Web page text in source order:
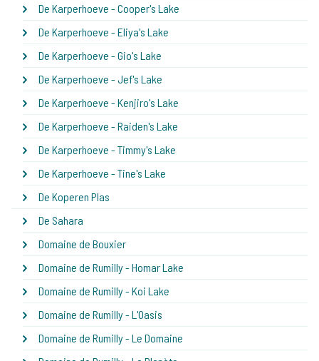
De Karperhoeve - Cooper's Lake
De Karperhoeve - Eliya's Lake
De Karperhoeve - Gio's Lake
De Karperhoeve - Jef's Lake
De Karperhoeve - Kenjiro's Lake
De Karperhoeve - Raiden's Lake
De Karperhoeve - Timmy's Lake
De Karperhoeve - Tine's Lake
De Koperen Plas
De Sahara
Domaine de Bouxier
Domaine de Rumilly - Homar Lake
Domaine de Rumilly - Koi Lake
Domaine de Rumilly - L'Oasis
Domaine de Rumilly - Le Domaine